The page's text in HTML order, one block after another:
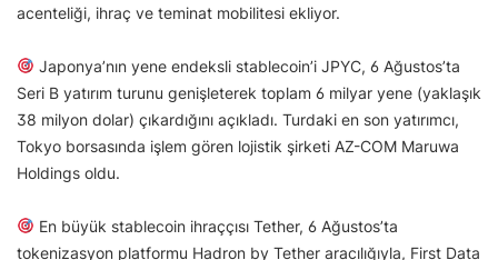
acenteliği, ihraç ve teminat mobilitesi ekliyor.
Japonya’nın yene endeksli stablecoin’i JPYC, 6 Ağustos’ta
Seri B yatırım turunu genişleterek toplam 6 milyar yene (yaklaşık
38 milyon dolar) çıkardığını açıkladı. Turdaki en son yatırımcı,
Tokyo borsasında işlem gören lojistik şirketi AZ-COM Maruwa
Holdings oldu.
En büyük stablecoin ihraççısı Tether, 6 Ağustos’ta
tokenizasyon platformu Hadron by Tether aracılığıyla, First Data